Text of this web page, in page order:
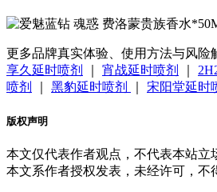
更多品牌真实体验、使用方法与风险
享久延时喷剂
宵战延时喷剂
喷剂
黑豹延时喷剂 宋阳堂延时
版权声明
本文仅代表作者观点，不代表本站立
本文系作者授权发表，未经许可，不